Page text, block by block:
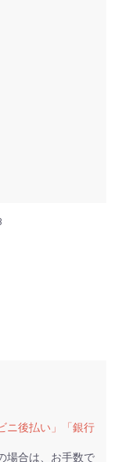
ニ後払い」「銀行
場合は、お手数で